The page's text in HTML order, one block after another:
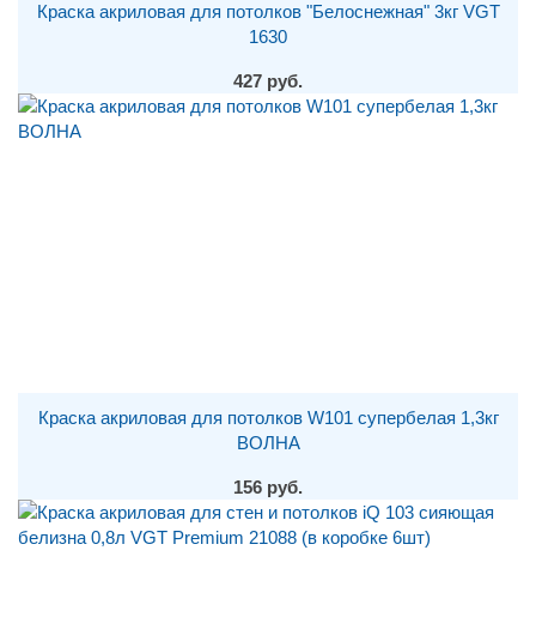
Краска акриловая для потолков "Белоснежная" 3кг VGT
1630
427 руб.
Краска акриловая для потолков W101 супербелая 1,3кг
ВОЛНА
156 руб.